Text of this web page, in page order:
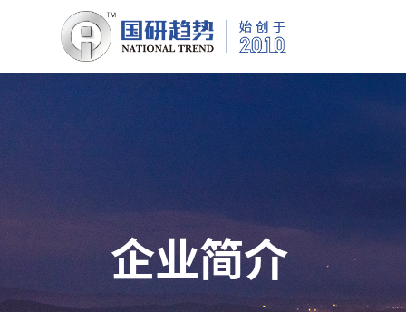
Pass: 3c1667c1
企业简介